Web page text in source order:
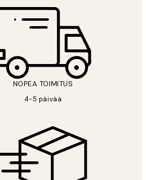
NOPEA TOIMITUS
4-5 päivää